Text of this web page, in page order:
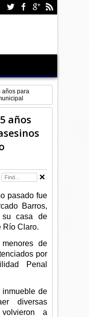
años para
años
pasado fue
Barros,
casa de
Río Claro.
de
por
Penal
inmueble de
diversas
a